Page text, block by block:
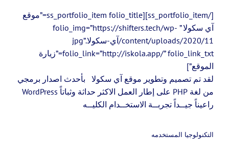
[/ss_portfolio_item][ss_portfolio_item folio_title=”موقع
آي سكولا ” folio_img=”https://shifters.tech/wp-
content/uploads/2020/11/آي-سكولا.jpg”
folio_link=”http://iskola.app/” folio_link_txt=”زيارة
الموقع”]
لقد تم تصميم وتطوير موقع آي سكولا بأحدث اصدار برمجي
من لغة PHP على إطار العمل الاكثر حداثة وثباتاً WordPress
راعيناً جيــداً تجربــة الاستخــدام الكليــه
التكنولوجيا المستخدمه